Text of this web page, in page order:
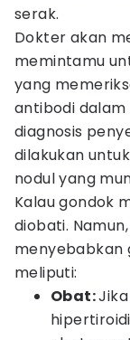
serak.
Dokter akan
memintamu
yang
antibodi dalam
diagnosis
dilakukan
nodul yang
Kalau gondok
diobati.
menyebabkan
meliputi:
Obat: